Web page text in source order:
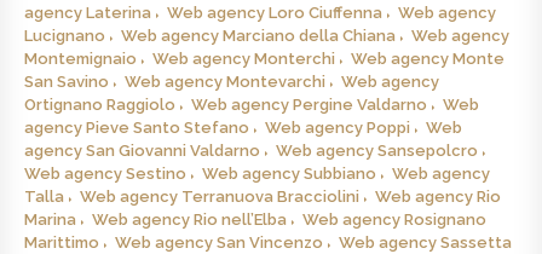
agency Laterina
Web agency Loro Ciuffenna
Web agency
Lucignano
Web agency Marciano della Chiana
Web agency
Montemignaio
Web agency Monterchi
Web agency Monte
San Savino
Web agency Montevarchi
Web agency
Ortignano Raggiolo
Web agency Pergine Valdarno
Web
agency Pieve Santo Stefano
Web agency Poppi
Web
agency San Giovanni Valdarno
Web agency Sansepolcro
Web agency Sestino
Web agency Subbiano
Web agency
Talla
Web agency Terranuova Bracciolini
Web agency Rio
Marina
Web agency Rio nell’Elba
Web agency Rosignano
Marittimo
Web agency San Vincenzo
Web agency Sassetta